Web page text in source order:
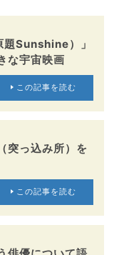
題Sunshine）」
な宇宙映画
この記事を読む
突っ込み所）を
この記事を読む